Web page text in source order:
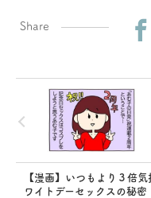
Share
【漫画】いつもより３倍
ワイトデーセックスの秘密